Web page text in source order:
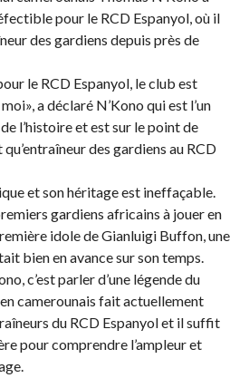
pour le RCD Espanyol, où il
des gardiens depuis près de
le RCD Espanyol, le club est
a déclaré N’Kono qui est l’un
l’histoire et est sur le point de
des gardiens au RCD
et son héritage est ineffaçable.
gardiens africains à jouer en
idole de Gianluigi Buffon, une
bien en avance sur son temps.
c’est parler d’une légende du
camerounais fait actuellement
du RCD Espanyol et il suffit
pour comprendre l’ampleur et